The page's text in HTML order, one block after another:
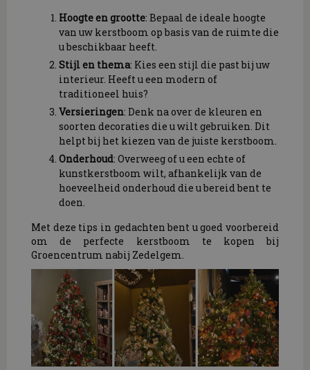
Hoogte en grootte: Bepaal de ideale hoogte
van uw kerstboom op basis van de ruimte die
u beschikbaar heeft.
Stijl en thema: Kies een stijl die past bij uw
interieur. Heeft u een modern of
traditioneel huis?
Versieringen: Denk na over de kleuren en
soorten decoraties die u wilt gebruiken. Dit
helpt bij het kiezen van de juiste kerstboom.
Onderhoud: Overweeg of u een echte of
kunstkerstboom wilt, afhankelijk van de
hoeveelheid onderhoud die u bereid bent te
doen.
Met deze tips in gedachten bent u goed voorbereid
om de perfecte kerstboom te kopen bij
Groencentrum nabij Zedelgem.